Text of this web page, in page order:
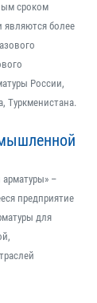
сроком
являются более
России,
Туркменистана.
–
предприятие
для